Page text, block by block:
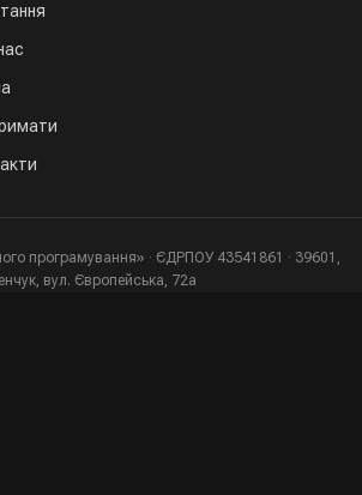
програмування» · ЄДРПОУ 43541861 · 39601,
вул. Європейська, 72а